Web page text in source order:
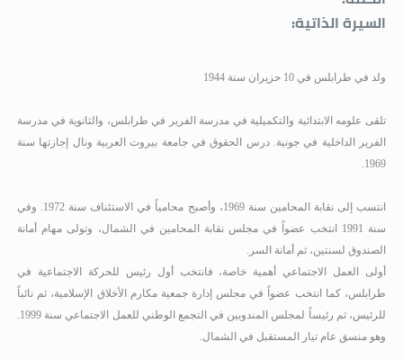
السيرة الذاتية:
ولد في طرابلس في 10 حزيران سنة 1944
تلقى علومه الابتدائية والتكميلية في مدرسة الفرير في طرابلس، والثانوية في مدرسة
الفرير الداخلية في جونية. درس الحقوق في جامعة بيروت العربية ونال إجازتها سنة
1969
.
انتسب إلى نقابة المحامين سنة 1969، وأصبح محامياً في الاستئناف سنة 1972 . وفي
سنة 1991 انتخب عضواً في مجلس نقابة المحامين في الشمال، وتولى مهام أمانة
الصندوق لسنتين، ثم أمانة السر.
أولى العمل الاجتماعي أهمية خاصة، فانتخب أول رئيس للحركة الاجتماعية في
طرابلس، كما انتخب عضواً في مجلس إدارة جمعية مكارم الأخلاق الإسلامية، ثم نائباً
للرئيس، ثم رئيساً لمجلس المندوبين في التجمع الوطني للعمل الاجتماعي سنة 1999
.
وهو منسق عام تيار المستقبل في الشمال.